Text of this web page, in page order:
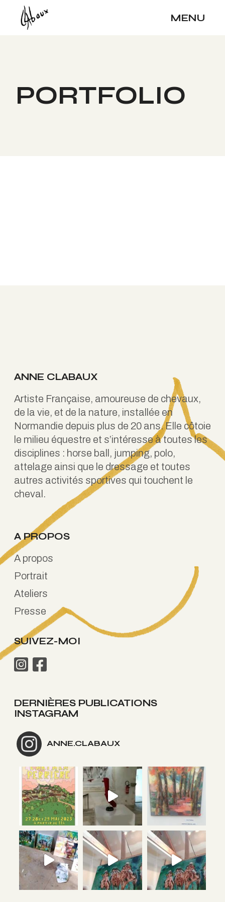
MENU
PORTFOLIO
ANNE CLABAUX
Artiste Française, amoureuse de chevaux,
de la vie, et de la nature, installée en
Normandie depuis plus de 20 ans. Elle côtoie
le milieu équestre et s’intéresse à toutes les
disciplines : horse ball, jumping, polo,
attelage ainsi que le dressage et toutes
autres activités sportives qui touchent le
cheval.
A PROPOS
A propos
Portrait
Ateliers
Presse
SUIVEZ-MOI
DERNIÈRES PUBLICATIONS
INSTAGRAM
ANNE.CLABAUX